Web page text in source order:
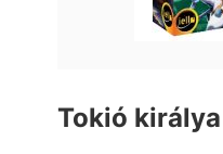
Tokió